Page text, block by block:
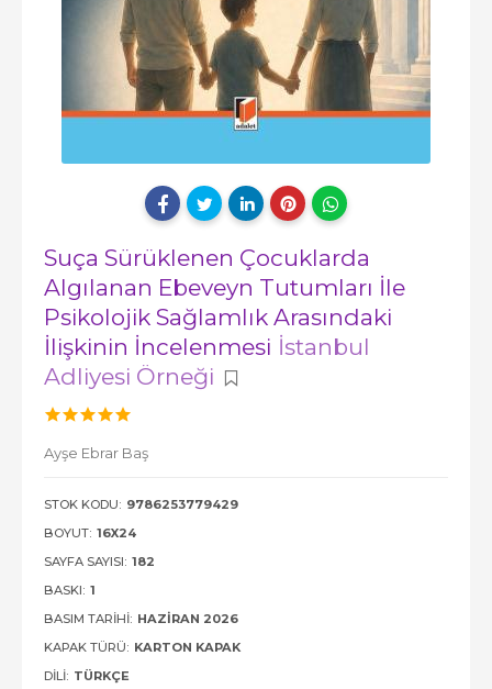
Suça Sürüklenen Çocuklarda
Algılanan Ebeveyn Tutumları İle
Psikolojik Sağlamlık Arasındaki
İlişkinin İncelenmesi İstanbul
Adliyesi Örneği
Ayşe Ebrar Baş
STOK KODU: 9786253779429
BOYUT: 16X24
SAYFA SAYISI: 182
BASKI: 1
BASIM TARIHI: HAZIRAN 2026
KAPAK TÜRÜ: KARTON KAPAK
DILI: TÜRKÇE